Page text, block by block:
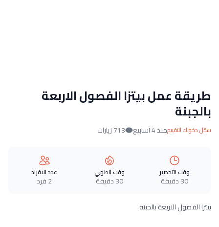
طريقة عمل بيتزا الفصول الاربعة
بالجبنة
سجّل دخولك للتقييممنذ 4 أسابيع 713 زيارات
وقت التحضير
30 دقيقة
وقت الطهي
30 دقيقة
عدد الافراد
2 فرد
بيتزا الفصول الاربعة بالجبنة